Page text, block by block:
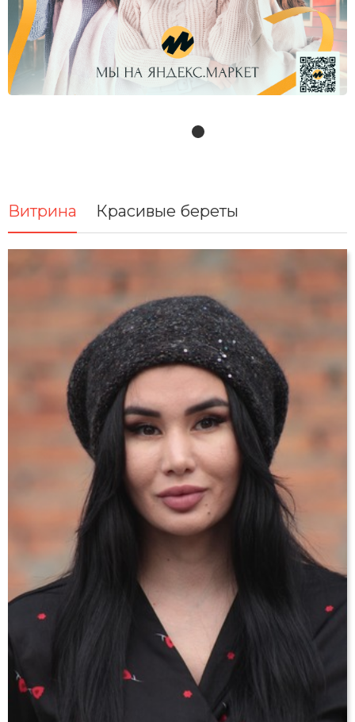
Витрина Красивые береты